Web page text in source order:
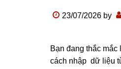
23/07/2026 by
Bạn đang thắc
cách nhập dữ liệu